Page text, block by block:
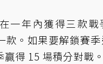
一年內獲得三款戰
款。如果要解鎖賽
得 15 場積分對戰。